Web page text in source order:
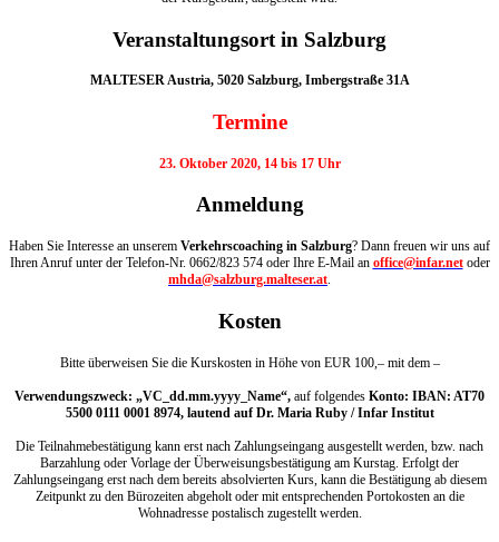
Veranstaltungsort in Salzburg
MALTESER Austria, 5020 Salzburg, Imbergstraße 31A
Termine
23. Oktober 2020, 14 bis 17 Uhr
Anmeldung
Haben Sie Interesse an unserem Verkehrscoaching in Salzburg? Dann freuen wir uns auf
Ihren Anruf unter der Telefon-Nr. 0662/823 574 oder Ihre E-Mail an office@infar.netoder
mhda@salzburg.malteser.at.
Kosten
Bitte überweisen Sie die Kurskosten in Höhe von EUR 100,– mit dem –
Verwendungszweck: „VC_dd.mm.yyyy_Name“, auf folgendes Konto: IBAN: AT70
5500 0111 0001 8974, lautend auf Dr. Maria Ruby / Infar Institut
Die Teilnahmebestätigung kann erst nach Zahlungseingang ausgestellt werden, bzw. nach
Barzahlung oder Vorlage der Überweisungsbestätigung am Kurstag. Erfolgt der
Zahlungseingang erst nach dem bereits absolvierten Kurs, kann die Bestätigung ab diesem
Zeitpunkt zu den Bürozeiten abgeholt oder mit entsprechenden Portokosten an die
Wohnadresse postalisch zugestellt werden.